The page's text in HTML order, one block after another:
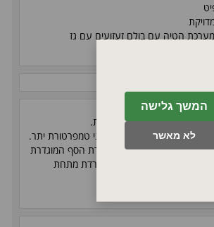
המשך גלישה
לא מאשר
מערכת הטיה עם בולם זעזועים עם גז
פלדה
הטיה, לדוגמא להתכת עופרת.
איפוס אוטומטי להגנה מפני טמפרטורת יתר.
את החימום כאשר טמפרטורת הסף המוגדרת
שנית עד שהטמפרטורה יורדת מתחת